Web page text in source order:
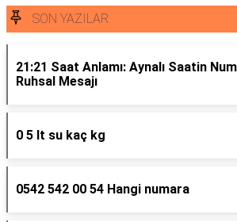
SON YAZILAR
21:21 Saat Anlamı: Aynalı Saatin
Ruhsal Mesajı
0 5 lt su kaç kg
0542 542 00 54 Hangi numara